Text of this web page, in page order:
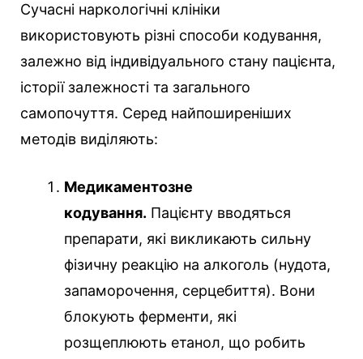
Сучасні наркологічні клініки
використовують різні способи кодування,
залежно від індивідуального стану пацієнта,
історії залежності та загального
самопочуття. Серед найпоширеніших
методів виділяють:
Медикаментозне
кодування. Пацієнту вводяться
препарати, які викликають сильну
фізичну реакцію на алкоголь (нудота,
запаморочення, серцебиття). Вони
блокують ферменти, які
розщеплюють етанол, що робить